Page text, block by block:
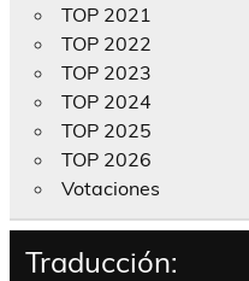
TOP 2021
TOP 2022
TOP 2023
TOP 2024
TOP 2025
TOP 2026
Votaciones
Traducción: